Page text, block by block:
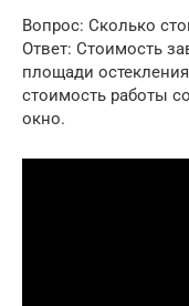
Вопрос: Сколько
Ответ: Стоимость
площади
стоимость работы
окно.